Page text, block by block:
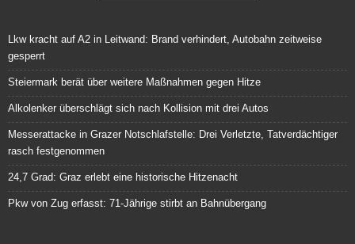
Lkw kracht auf A2 in Leitwand: Brand verhindert, Autobahn zeitweise
gesperrt
Steiermark berät über weitere Maßnahmen gegen Hitze
Alkolenker überschlägt sich nach Kollision mit drei Autos
Messerattacke in Grazer Notschlafstelle: Drei Verletzte, Tatverdächtiger
rasch festgenommen
24,7 Grad: Graz erlebt eine historische Hitzenacht
Pkw von Zug erfasst: 71-Jährige stirbt an Bahnübergang